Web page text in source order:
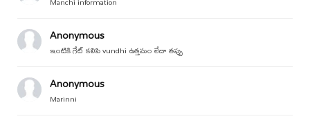
Anonymous
ఇంటికి గేట్ కలిపి vundhi ఉత్తమం లేదా తప్పు
Anonymous
Marinni